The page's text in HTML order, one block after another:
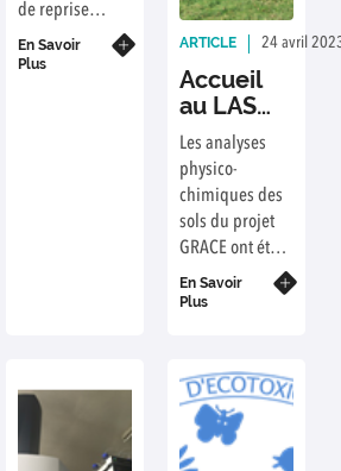
de reprise
d’activité après
la période de
En Savoir
Plus
ARTICLE 24 avril
Accueil
au LAS
des
partenaires
croates
du projet
GRACE
Les analyses
physico-
chimiques des
sols du projet
GRACE ont été
confiées à
plusieurs
Testing
Laboratory (CTL)
de l'INA,
compagnie
En Savoir
Plus